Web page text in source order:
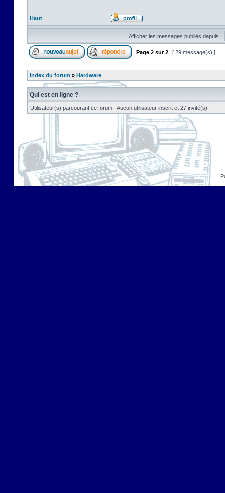
Haut
Afficher les messages publiés depuis :
Page 2 sur2 [ 29 message(s) ]
Index du forum » Hardware
Qui est en ligne ?
Utilisateur(s) parcourant ce forum : Aucun utilisateur inscrit et 27 invité(s)